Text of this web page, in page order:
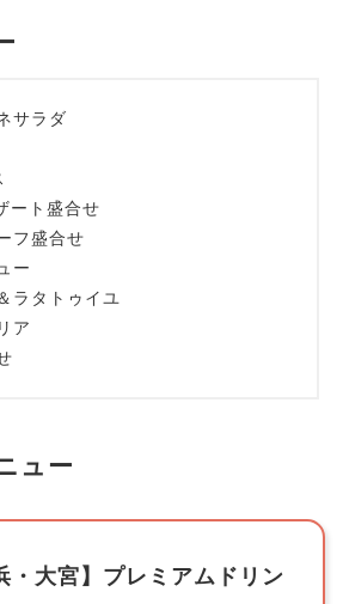
サラダ
ート盛合せ
フ盛合せ
ー
ラタトゥイユ
ア
ュー
・大宮】プレミアムドリン